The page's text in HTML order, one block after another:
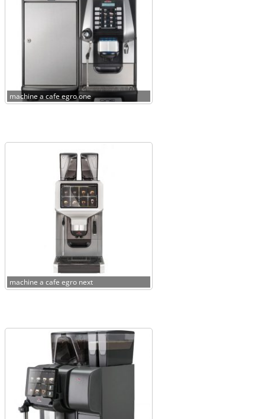
machine a cafe egro one
machine a cafe egro next